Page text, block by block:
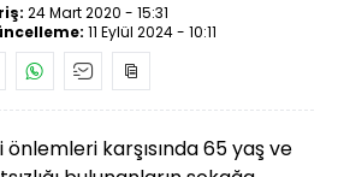
24 Mart 2020 - 15:31
11 Eylül 2024 - 10:11
karşısında 65 yaş ve